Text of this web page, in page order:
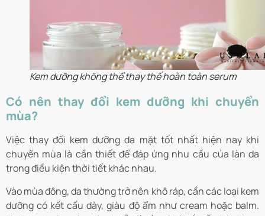
Kem dưỡng không thể thay thế hoàn toàn serum
Có nên thay đổi kem dưỡng khi chuyển
mùa?
Việc thay đổi kem dưỡng da mặt tốt nhất hiện nay khi
chuyển mùa là cần thiết để đáp ứng nhu cầu của làn da
trong điều kiện thời tiết khác nhau.
Vào mùa đông, da thường trở nên khô ráp, cần các loại kem
dưỡng có kết cấu dày, giàu độ ẩm như cream hoặc balm.